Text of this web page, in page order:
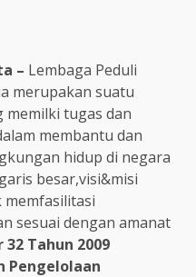
– Lembaga Peduli
merupakan suatu
memilki tugas dan
membantu dan
hidup di negara
besar,visi&misi
memfasilitasi
sesuai dengan amanat
Tahun 2009
Pengelolaan